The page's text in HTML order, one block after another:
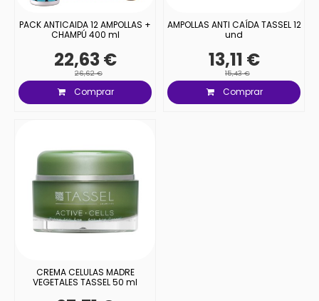
PACK ANTICAIDA 12 AMPOLLAS +
CHAMPÚ 400 ml
22,63 €
26,62 €
Comprar
AMPOLLAS ANTI CAÍDA TASSEL 12
und
13,11 €
15,43 €
Comprar
CREMA CELULAS MADRE
VEGETALES TASSEL 50 ml